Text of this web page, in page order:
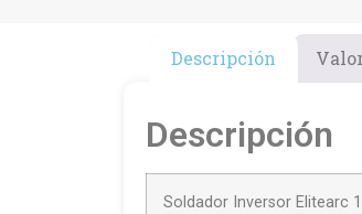
Descripción
Descripción
Soldador Inversor Elitearc